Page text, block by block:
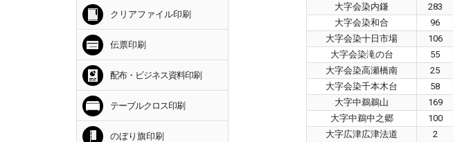
クリアファイル印刷
伝票印刷
配布・ビジネス資料印刷
テーブルクロス印刷
のぼり旗印刷
大字会染内鎌
283
大字会染和合
96
大字会染十日市場
106
大字会染滝の台
55
大字会染高瀬橋南
25
大字会染千本木台
58
大字中鵜鵜山
169
大字中鵜中之郷
100
大字広津広津法道
2